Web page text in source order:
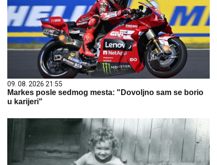
09. 08. 2026 21:55
Markes posle sedmog mesta: "Dovoljno sam se borio
u karijeri"